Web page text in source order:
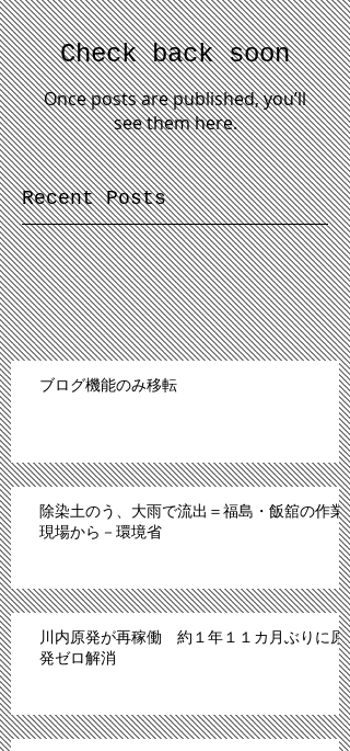
Check back soon
Once posts are published, you’ll
see them here.
Recent Posts
ブログ機能のみ移転
除染土のう、大雨で流出＝福島・飯舘の作業
現場から－環境省
川内原発が再稼働 約１年１１カ月ぶりに原
発ゼロ解消